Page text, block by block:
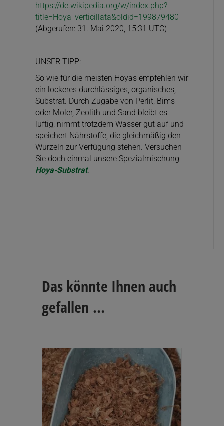
https://de.wikipedia.org/w/index.php?
title=Hoya_verticillata&oldid=199879480
(Abgerufen: 31. Mai 2020, 15:31 UTC)
UNSER TIPP:
So wie für die meisten Hoyas empfehlen wir
ein lockeres durchlässiges, organisches,
Substrat. Durch Zugabe von Perlit, Bims
oder Moler, Zeolith und Sand bleibt es
luftig, nimmt trotzdem Wasser gut auf und
speichert Nährstoffe, die gleichmäßig den
Wurzeln zur Verfügung stehen. Versuchen
Sie doch einmal unsere Spezialmischung
Hoya-Substrat.
Das könnte Ihnen auch
gefallen …